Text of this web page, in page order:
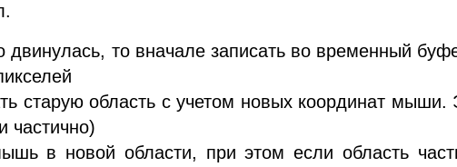
то вначале записать во временный
старую область с учетом новых координат
частично)
в новой области, при этом если область